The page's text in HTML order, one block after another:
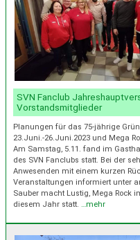
SVN Fanclub
Vorstandsmitglieder
Planungen für das 75-jährige
23.Juni.-26.Juni.2023 und Mega
Am Samstag, 5.11. fand im
des SVN Fanclubs statt. Bei der
Anwesenden mit einem kurzen
Veranstaltungen informiert unter
Sauber macht Lustig, Mega Rock
diesem Jahr statt. …mehr